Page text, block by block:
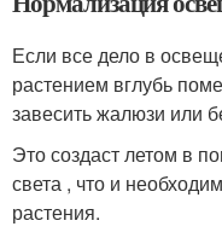
Если все дело в
растением вглубь
завесить жалюзи или
Это создаст летом в
света , что и
растения.